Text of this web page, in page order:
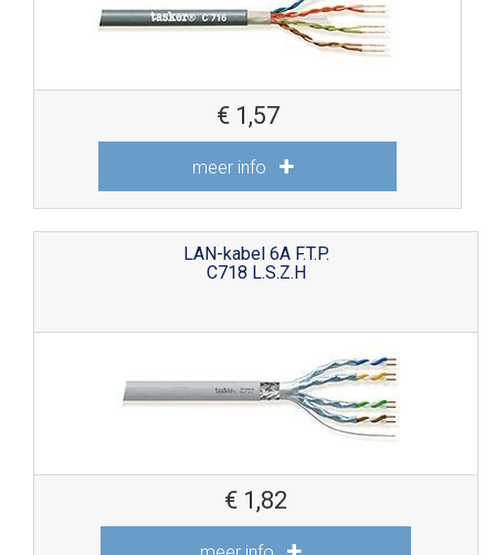
€ 1,57
meer info
LAN-kabel 6A F.T.P.
C718 L.S.Z.H
€ 1,82